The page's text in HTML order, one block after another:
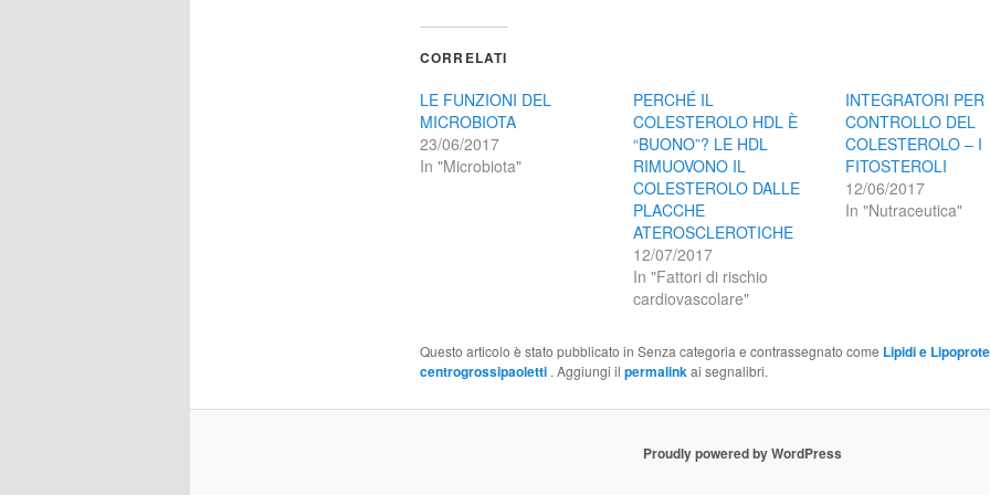
CORRELATI
LE FUNZIONI DEL
MICROBIOTA
23/06/2017
In "Microbiota"
PERCHÉ IL
COLESTEROLO HDL È
“BUONO”? LE HDL
RIMUOVONO IL
COLESTEROLO DALLE
PLACCHE
ATEROSCLEROTICHE
12/07/2017
In "Fattori di rischio
cardiovascolare"
INTEGRATORI PER
CONTROLLO DEL
COLESTEROLO – I
FITOSTEROLI
12/06/2017
In "Nutraceutica"
Questo articolo è stato pubblicato in Senza categoria e contrassegnato come Lipidi e
centrogrossipaoletti . Aggiungi il permalinkai segnalibri.
Proudly powered by WordPress